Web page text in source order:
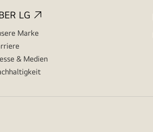
LG
Marke
& Medien